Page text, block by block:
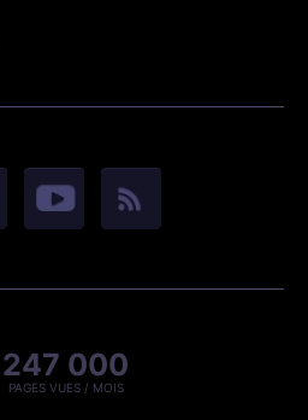
247 000
PAGES VUES / MOIS